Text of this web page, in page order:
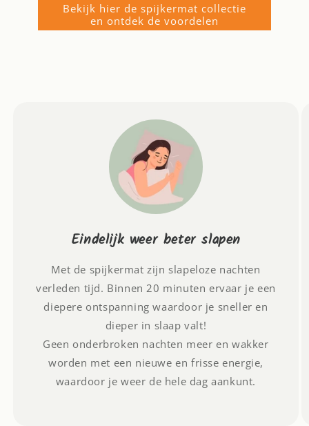
Bekijk hier de spijkermat collectie
en ontdek de voordelen
Eindelijk weer beter slapen
Met de spijkermat zijn slapeloze nachten
verleden tijd. Binnen 20 minuten ervaar je een
diepere ontspanning waardoor je sneller en
dieper in slaap valt!
Geen onderbroken nachten meer en wakker
worden met een nieuwe en frisse energie,
waardoor je weer de hele dag aankunt.